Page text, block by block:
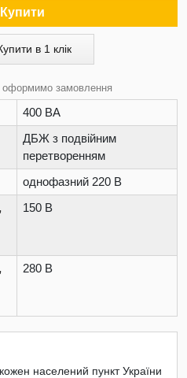
Купити
в 1 клік
замовлення
400 ВА
ДБЖ з подвійним
перетворенням
однофазний 220 В
150 В
280 В
населений пункт України